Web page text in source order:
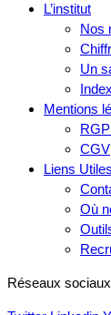
L’institut
Nos
Un
Mentions
CGV
Liens Utiles
Où
Réseaux sociaux